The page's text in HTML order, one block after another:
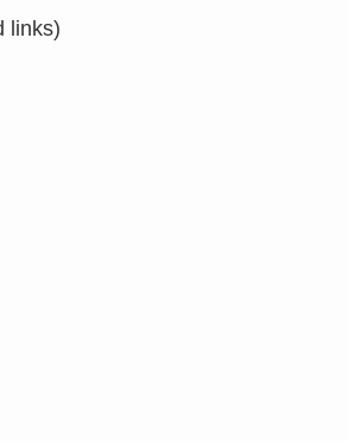
links)